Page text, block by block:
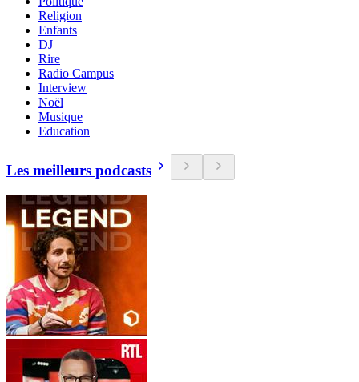
Religion
Enfants
DJ
Rire
Radio Campus
Interview
Noël
Musique
Education
Les meilleurs podcasts